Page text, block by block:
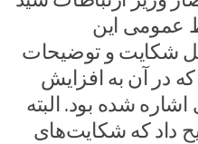
عمومی این
شکایت و توضیحات
در آن به افزایش
شده‌ بود. البته
داد که شکایت‌های